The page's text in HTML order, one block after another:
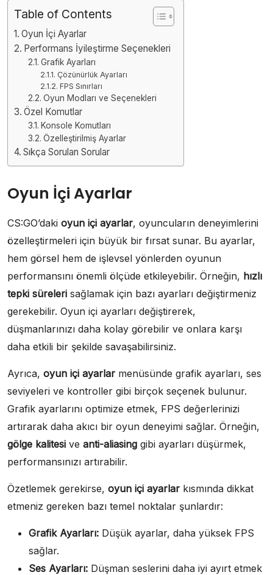
Table of Contents
Oyun İçi Ayarlar
Performans İyileştirme Seçenekleri
Grafik Ayarları
Çözünürlük Ayarları
FPS Sınırları
Oyun Modları ve Seçenekleri
Özel Komutlar
Konsole Komutları
Özelleştirilmiş Ayarlar
Sıkça Sorulan Sorular
Oyun İçi Ayarlar
CS:GO’daki oyun içi ayarlar, oyuncuların deneyimlerini
özelleştirmeleri için büyük bir fırsat sunar. Bu ayarlar,
hem görsel hem de işlevsel yönlerden oyunun
performansını önemli ölçüde etkileyebilir. Örneğin, hızlı
tepki süreleri sağlamak için bazı ayarları değiştirmeniz
gerekebilir. Oyun içi ayarları değiştirerek,
düşmanlarınızı daha kolay görebilir ve onlara karşı
daha etkili bir şekilde savaşabilirsiniz.
Ayrıca, oyun içi ayarlar menüsünde grafik ayarları, ses
seviyeleri ve kontroller gibi birçok seçenek bulunur.
Grafik ayarlarını optimize etmek, FPS değerlerinizi
artırarak daha akıcı bir oyun deneyimi sağlar. Örneğin,
gölge kalitesi ve anti-aliasing gibi ayarları düşürmek,
performansınızı artırabilir.
Özetlemek gerekirse, oyun içi ayarlar kısmında dikkat
etmeniz gereken bazı temel noktalar şunlardır:
Grafik Ayarları: Düşük ayarlar, daha yüksek FPS
sağlar.
Ses Ayarları: Düşman seslerini daha iyi ayırt etmek